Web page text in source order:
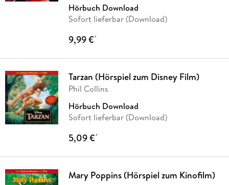
Hörbuch Download
Sofort lieferbar (Download)
9,99 €*
Tarzan (Hörspiel zum Disney Film)
Phil Collins
Hörbuch Download
Sofort lieferbar (Download)
5,09 €*
Mary Poppins (Hörspiel zum Kinofilm)